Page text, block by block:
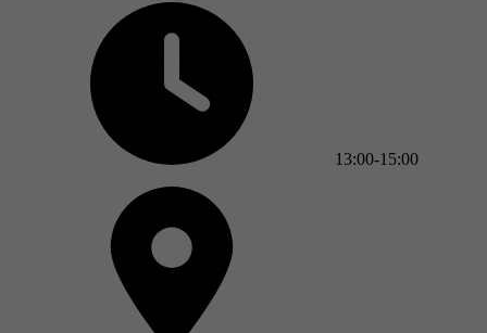
13:00-15:00